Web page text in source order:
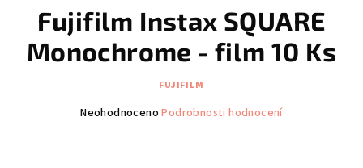
košík
Fujifilm Instax SQUARE
Monochrome - film 10 Ks
FUJIFILM
Průměrné
Neohodnoceno Podrobnosti hodnocení